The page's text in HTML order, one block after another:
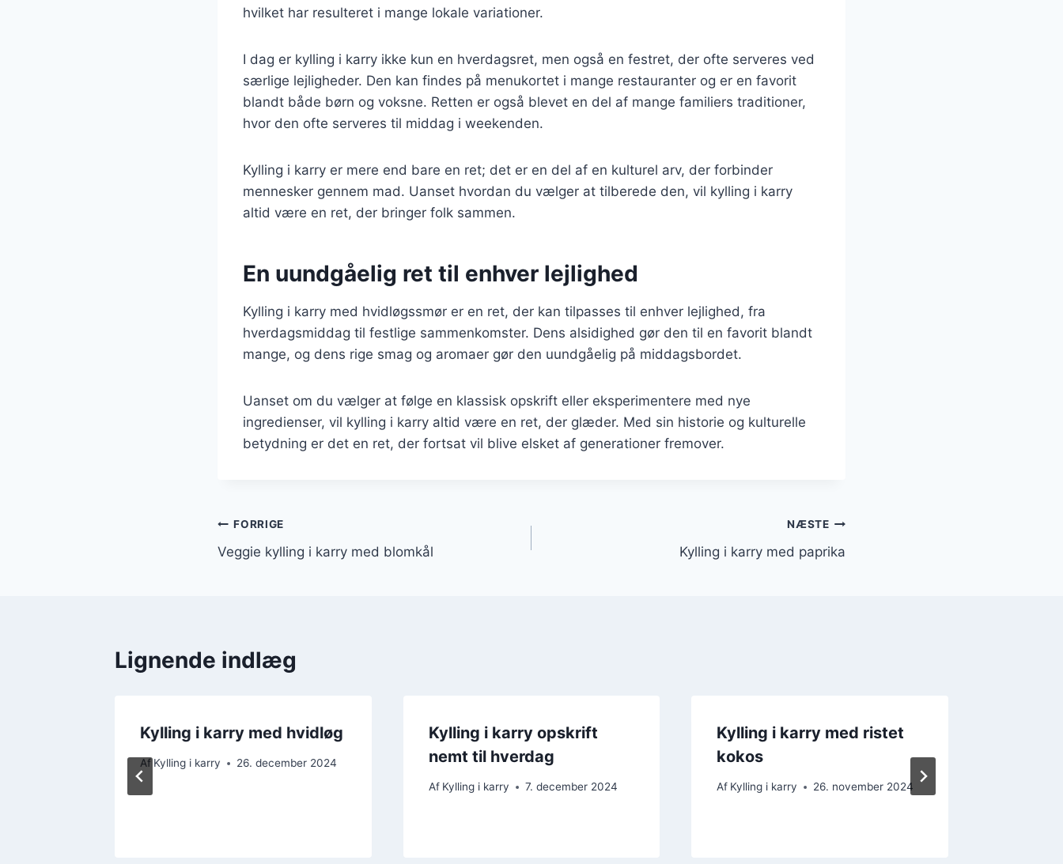
hvilket har resulteret i mange lokale variationer.
I dag er kylling i karry ikke kun en hverdagsret, men også en festret, der ofte serveres ved
særlige lejligheder. Den kan findes på menukortet i mange restauranter og er en favorit
blandt både børn og voksne. Retten er også blevet en del af mange familiers traditioner,
hvor den ofte serveres til middag i weekenden.
Kylling i karry er mere end bare en ret; det er en del af en kulturel arv, der forbinder
mennesker gennem mad. Uanset hvordan du vælger at tilberede den, vil kylling i karry
altid være en ret, der bringer folk sammen.
En uundgåelig ret til enhver lejlighed
Kylling i karry med hvidløgssmør er en ret, der kan tilpasses til enhver lejlighed, fra
hverdagsmiddag til festlige sammenkomster. Dens alsidighed gør den til en favorit blandt
mange, og dens rige smag og aromaer gør den uundgåelig på middagsbordet.
Uanset om du vælger at følge en klassisk opskrift eller eksperimentere med nye
ingredienser, vil kylling i karry altid være en ret, der glæder. Med sin historie og kulturelle
betydning er det en ret, der fortsat vil blive elsket af generationer fremover.
Indlægsnavigation
FORRIGE
Veggie kylling i karry med blomkål
NÆSTE
Kylling i karry med paprika
Lignende indlæg
Kylling i karry med hvidløg
Af Kylling i karry 26. december 2024
Kylling i karry opskrift
nemt til hverdag
Af Kylling i karry 7. december 2024
Kylling i karry med ristet
kokos
Af Kylling i karry 26. november 2024